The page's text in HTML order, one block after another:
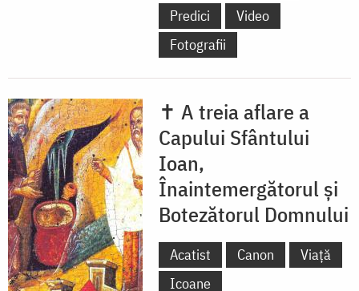
Predici
Video
Fotografii
✝ A treia aflare a
Capului Sfântului
Ioan,
Înaintemergătorul și
Botezătorul Domnului
Acatist Canon
Viață
Icoane